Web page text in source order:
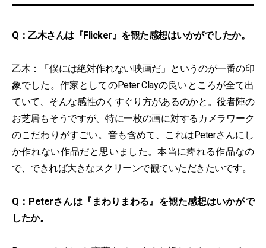
Q：乙木さんは『Flicker』を観た感想はいかがでしたか。
乙木：「僕には絶対作れない映画だ」というのが一番の印
象でした。作家としてのPeter Clayの良いところが全て出
ていて、そんな感性のくすぐり方があるのかと。役者陣の
お芝居もそうですが、特に一枚の画に対するカメラワーク
のこだわりがすごい。音も含めて、これはPeterさんにし
か作れない作品だと思いました。本当に痺れる作品なの
で、できれば大きなスクリーンで観ていただきたいです。
Q：Peterさんは『まわりまわる』を観た感想はいかがで
したか。